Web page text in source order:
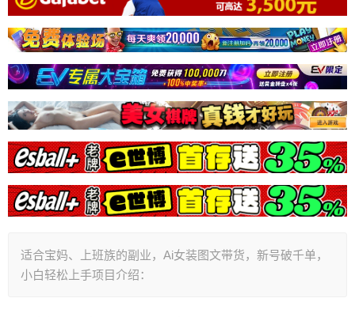
适合宝妈、上班族的副业，Ai女装图文带货，新号破千单，
小白轻松上手项目介绍：